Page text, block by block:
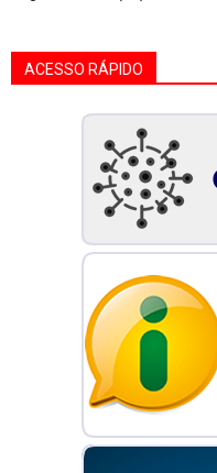
ACESSO RÁPIDO